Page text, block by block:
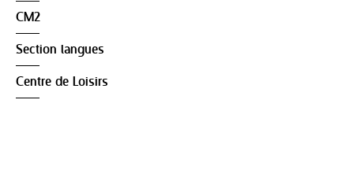
CM2
Section langues
Centre de Loisirs